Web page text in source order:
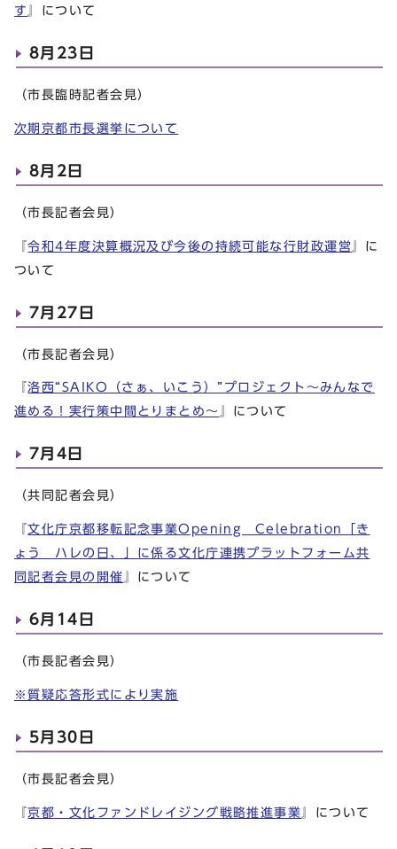
す 』について
8月23日
（市長臨時記者会見）
次期京都市長選挙について
8月2日
（市長記者会見）
『令和4年度決算概況及び今後の持続可能な行財政運営 』に
ついて
7月27日
（市長記者会見）
『洛西“SAIKO（さぁ、いこう）”プロジェクト～みんなで
進める！実行策中間とりまとめ～
』について
7月4日
（共同記者会見）
『文化庁京都移転記念事業Opening Celebration「き
ょう ハレの日、」に係る文化庁連携プラットフォーム共
同記者会見の開催
』について
6月14日
（市長記者会見）
※質疑応答形式により実施
5月30日
（市長記者会見）
『京都・文化ファンドレイジング戦略推進事業 』について